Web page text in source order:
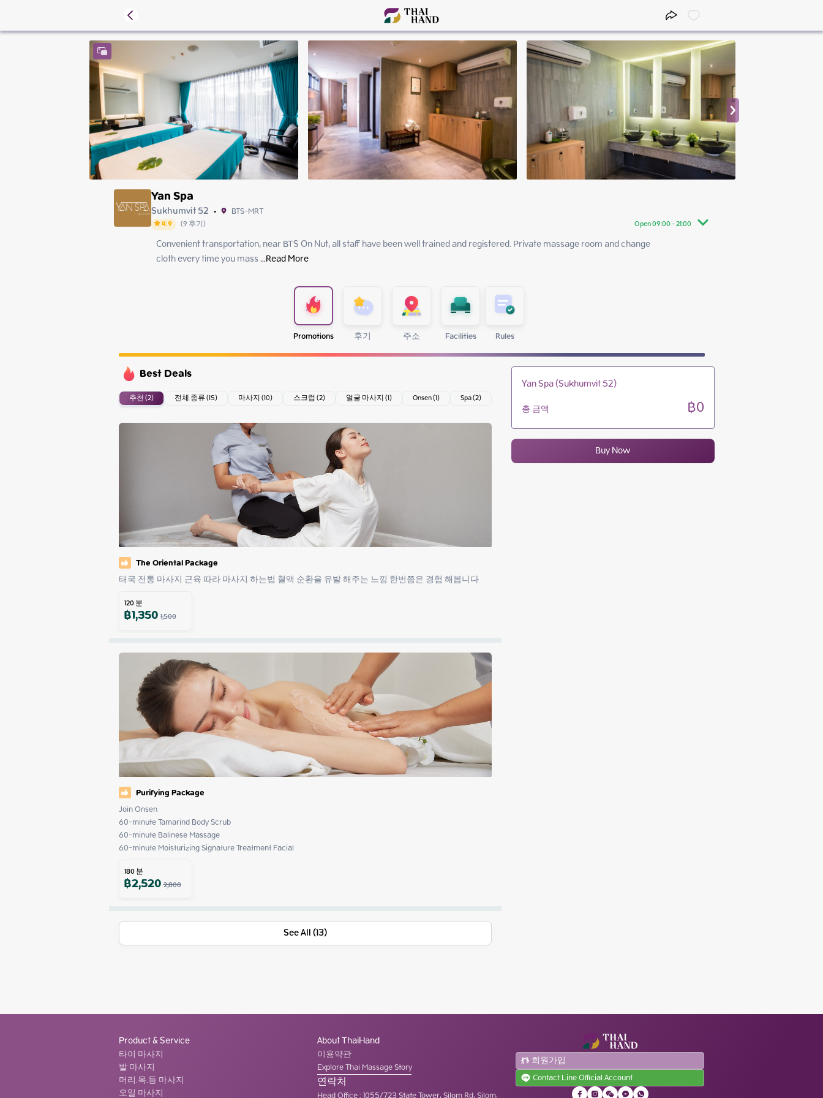
Yan Spa
Sukhumvit 52 • BTS-MRT
4.9 (9후기) Open 09:00 - 21:00
Friday 09:00 - 21:00
Saturday
Convenient transportation, near BTS On Nut, all staff have been well trained and registered. Private massage room and change
cloth every time you mass ...Read More
Promotions 후기 주소 Facilities Rules
Best Deals
추천 (2) 전체 종류 (15) 마사지 (10) 스크럽 (2) 얼굴 마사지 (1) Onsen (1) Spa (2)
The Oriental Package
태국 전통 마사지 근육 따라 마사지 하는법 혈액 순환을 유발 해주는 느낌 한번쯤은 경험 해봅니다
120분
฿1,3501,500
Purifying Package
Join Onsen
60-minute Tamarind Body Scrub
60-minute Balinese Massage
60-minute Moisturizing Signature Treatment Facial
180분
฿2,5202,800
See All (13)
Yan Spa (Sukhumvit 52)
총 금액 ฿0
Buy Now
Product & Service
타이 마사지
발 마사지
머리.목.등 마사지
오일 마사지
About ThaiHand
이용약관
Explore Thai Massage Story
연락처
회원가입
Contact Line Official Account